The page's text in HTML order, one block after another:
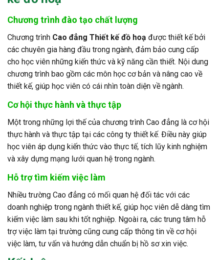
Chương trình đào tạo chất lượng
Chương trình Cao đẳng Thiết kế đồ hoạ được thiết kế bởi
các chuyên gia hàng đầu trong ngành, đảm bảo cung cấp
cho học viên những kiến thức và kỹ năng cần thiết. Nội dung
chương trình bao gồm các môn học cơ bản và nâng cao về
thiết kế, giúp học viên có cái nhìn toàn diện về ngành.
Cơ hội thực hành và thực tập
Một trong những lợi thế của chương trình Cao đẳng là cơ hội
thực hành và thực tập tại các công ty thiết kế. Điều này giúp
học viên áp dụng kiến thức vào thực tế, tích lũy kinh nghiệm
và xây dựng mạng lưới quan hệ trong ngành.
Hỗ trợ tìm kiếm việc làm
Nhiều trường Cao đẳng có mối quan hệ đối tác với các
doanh nghiệp trong ngành thiết kế, giúp học viên dễ dàng tìm
kiếm việc làm sau khi tốt nghiệp. Ngoài ra, các trung tâm hỗ
trợ việc làm tại trường cũng cung cấp thông tin về cơ hội
việc làm, tư vấn và hướng dẫn chuẩn bị hồ sơ xin việc.